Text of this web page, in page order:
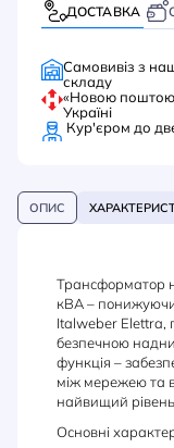
ДОСТАВКА
Самовивіз з
складу
«Новою
Україні
Кур'єром до
ОПИС
Трансформатор
кВА –
Italweber Elettra,
безпечною
функція –
між мережею та
найвищий
Основні